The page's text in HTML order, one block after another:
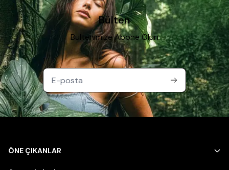
Bülten
Bültenimize Abone Olun
ÖNE ÇIKANLAR